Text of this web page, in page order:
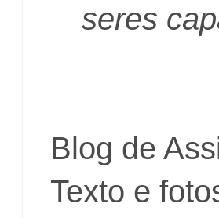
seres
Blog de
Texto e